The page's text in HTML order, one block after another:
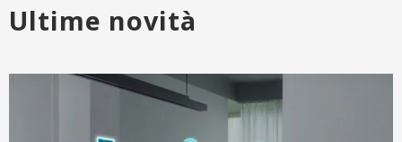
Ultime novità